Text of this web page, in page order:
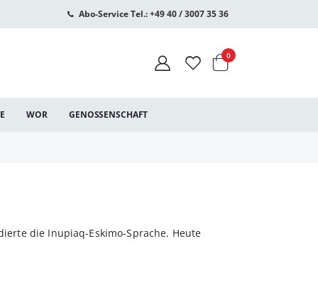
Abo-Service Tel.: +49 40 / 3007 35 36
Warenkorb
0Artikel
WOR GENOSSENSCHAFT
die Inupiaq-Eskimo-Sprache. Heute